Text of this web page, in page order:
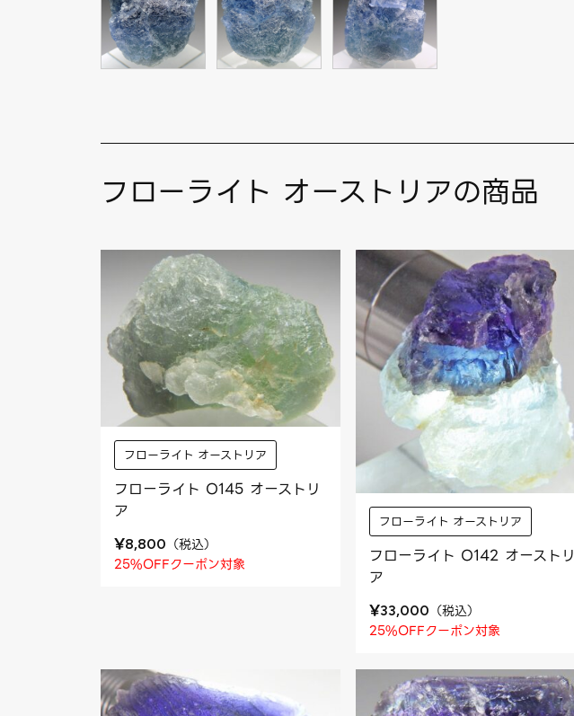
フローライト オーストリアの商品
フローライト オーストリア
フローライト O145 オーストリ
ア
¥8,800 （税込）
25%OFFクーポン対象
フローライト オーストリア
フローライト O142 オーストリ
ア
¥33,000 （税込）
25%OFFクーポン対象